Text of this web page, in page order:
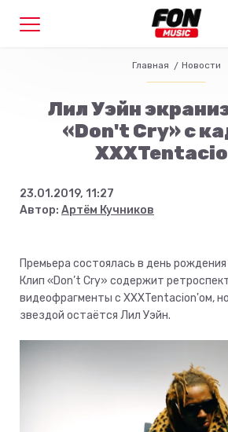
Главная Новости
Лил Уэйн
«Don't Cry» с
23.01.2019, 11:27
Автор: Артём Кучников
Премьера состоялась в день
Клип «Don’t Cry» содержит
видеофрагменты с XXXTentacion'ом,
звездой остаётся Лил Уэйн.